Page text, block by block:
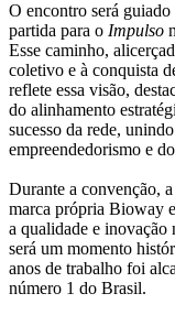
O encontro será
partida para o Impulso
Esse caminho,
coletivo e à conquista
reflete essa visão,
do alinhamento
sucesso da rede,
empreendedorismo e
Durante a convenção,
marca própria Bioway
a qualidade e inovação
será um momento
anos de trabalho foi
número 1 do Brasil.